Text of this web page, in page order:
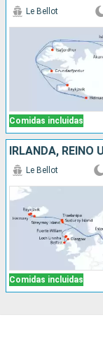
Comidas incluidas
Le Bellot
Comidas incluidas
Le Bellot